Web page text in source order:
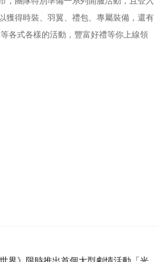
獲得時裝、羽翼、禮包、專屬裝備，還有
各式各樣的活動，豐富好禮等你上線領